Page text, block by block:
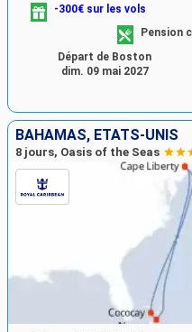
-300€ sur les vols
Pension
Départ de Boston
dim. 09 mai 2027
BAHAMAS, ÉTATS-UNIS
8 jours, Oasis of the Seas